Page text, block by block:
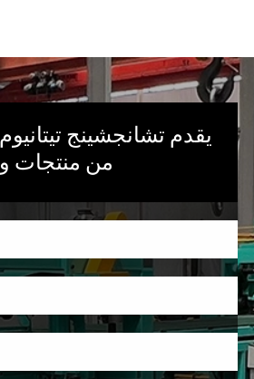
يقدم تشانجشينج
من منتجات